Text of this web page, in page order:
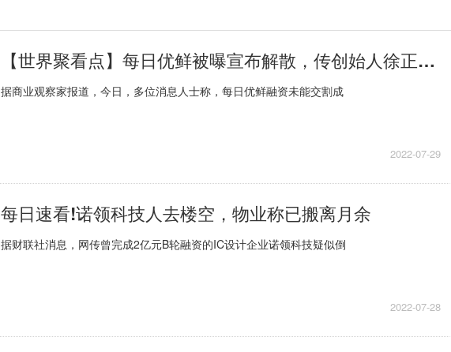
【世界聚看点】每日优鲜被曝宣布解散，传创始人徐正已躲香港
据商业观察家报道，今日，多位消息人士称，每日优鲜融资未能交割成
2022-07-29
每日速看!诺领科技人去楼空，物业称已搬离月余
据财联社消息，网传曾完成2亿元B轮融资的IC设计企业诺领科技疑似倒
2022-07-28